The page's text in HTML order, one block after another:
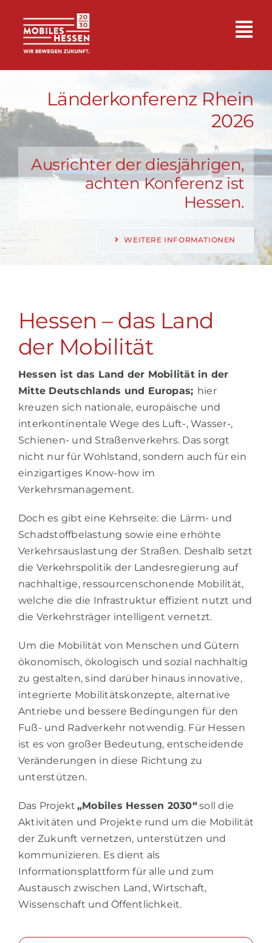
Inhalt
springen
Veranstaltungsformate
Für Studieninteressierte
Mobilitätsnetzwerke
Länderkonferenz Rhein
2026
Ausrichter der diesjährigen,
achten Konferenz ist
Hessen.
WEITERE INFORMATIONEN
Hessen – das Land
der Mobilität
Hessen ist das Land der Mobilität in der
Mitte Deutschlands und Europas; hier
kreuzen sich nationale, europäische und
interkontinentale Wege des Luft-, Wasser-,
Schienen- und Straßenverkehrs. Das sorgt
nicht nur für Wohlstand, sondern auch für ein
einzigartiges Know-how im
Verkehrsmanagement.
Doch es gibt eine Kehrseite: die Lärm- und
Schadstoffbelastung sowie eine erhöhte
Verkehrsauslastung der Straßen. Deshalb setzt
die Verkehrspolitik der Landesregierung auf
nachhaltige, ressourcenschonende Mobilität,
welche die die Infrastruktur effizient nutzt und
die Verkehrsträger intelligent vernetzt.
Um die Mobilität von Menschen und Gütern
ökonomisch, ökologisch und sozial nachhaltig
zu gestalten, sind darüber hinaus innovative,
integrierte Mobilitätskonzepte, alternative
Antriebe und bessere Bedingungen für den
Fuß- und Radverkehr notwendig. Für Hessen
ist es von großer Bedeutung, entscheidende
Veränderungen in diese Richtung zu
unterstützen.
Das Projekt „Mobiles Hessen 2030“soll die
Aktivitäten und Projekte rund um die Mobilität
der Zukunft vernetzen, unterstützen und
kommunizieren. Es dient als
Informationsplattform für alle und zum
Austausch zwischen Land, Wirtschaft,
Wissenschaft und Öffentlichkeit.